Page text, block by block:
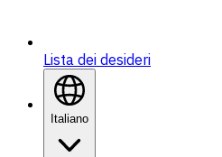
Lista dei desideri
Italiano